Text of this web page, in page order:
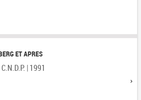
ET APRES
| 1991